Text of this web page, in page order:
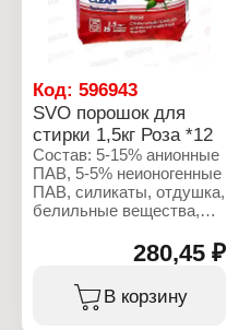
Код: 596943
SVO порошок для
стирки 1,5кг Роза *12
Состав: 5-15% анионные
ПАВ, 5-5% неионогенные
ПАВ, силикаты, отдушка,
белильные вещества,
Характеристики:
Бренд: SVO
Тип товара: Средство
280,45 ₽
В корзину